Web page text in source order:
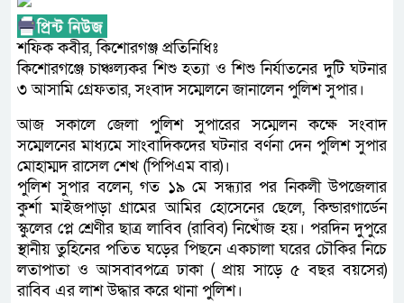
শফিক কবীর, কিশোরগঞ্জ প্রতিনিধিঃ
কিশোরগঞ্জে চাঞ্চল্যকর শিশু হত্যা ও শিশু নির্যাতনের দুটি ঘটনার
৩ আসামি গ্রেফতার, সংবাদ সম্মেলনে জানালেন পুলিশ সুপার।
আজ সকালে জেলা পুলিশ সুপারের সম্মেলন কক্ষে সংবাদ
সম্মেলনের মাধ্যমে সাংবাদিকদের ঘটনার বর্ণনা দেন পুলিশ সুপার
মোহাম্মদ রাসেল শেখ (পিপিএম বার)।
পুলিশ সুপার বলেন, গত ১৯ মে সন্ধ্যার পর নিকলী উপজেলার
কুর্শা মাইজপাড়া গ্রামের আমির হোসেনের ছেলে, কিন্ডারগার্ডেন
স্কুলের প্লে শ্রেণীর ছাত্র লাবিব (রাবিব) নিখোঁজ হয়। পরদিন দুপুরে
স্থানীয় তুহিনের পতিত ঘড়ের পিছনে একচালা ঘরের চৌকির নিচে
লতাপাতা ও আসবাবপত্রে ঢাকা ( প্রায় সাড়ে ৫ বছর বয়সের)
রাবিব এর লাশ উদ্ধার করে থানা পুলিশ।